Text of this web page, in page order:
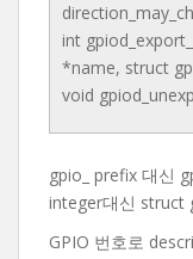
int
*name, struct
void
gpio_ prefix 대신
integer대신 struct
GPIO 번호로